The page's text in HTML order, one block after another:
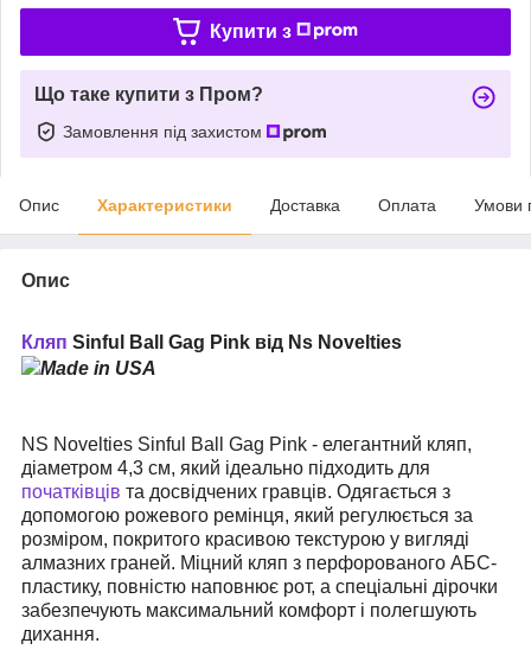
Купити з
Що таке купити з Пром?
Замовлення під захистом
Опис Характеристики Доставка Оплата Умови
Опис
Кляп Sinful Ball Gag Pink від Ns Novelties
NS Novelties Sinful Ball Gag Pink - елегантний кляп,
діаметром 4,3 см, який ідеально підходить для
початківців та досвідчених гравців. Одягається з
допомогою рожевого ремінця, який регулюється за
розміром, покритого красивою текстурою у вигляді
алмазних граней. Міцний кляп з перфорованого АБС-
пластику, повністю наповнює рот, а спеціальні дірочки
забезпечують максимальний комфорт і полегшують
дихання.